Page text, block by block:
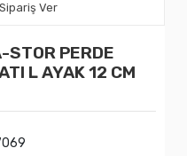
Ver
STOR PERDE
L AYAK 12 CM